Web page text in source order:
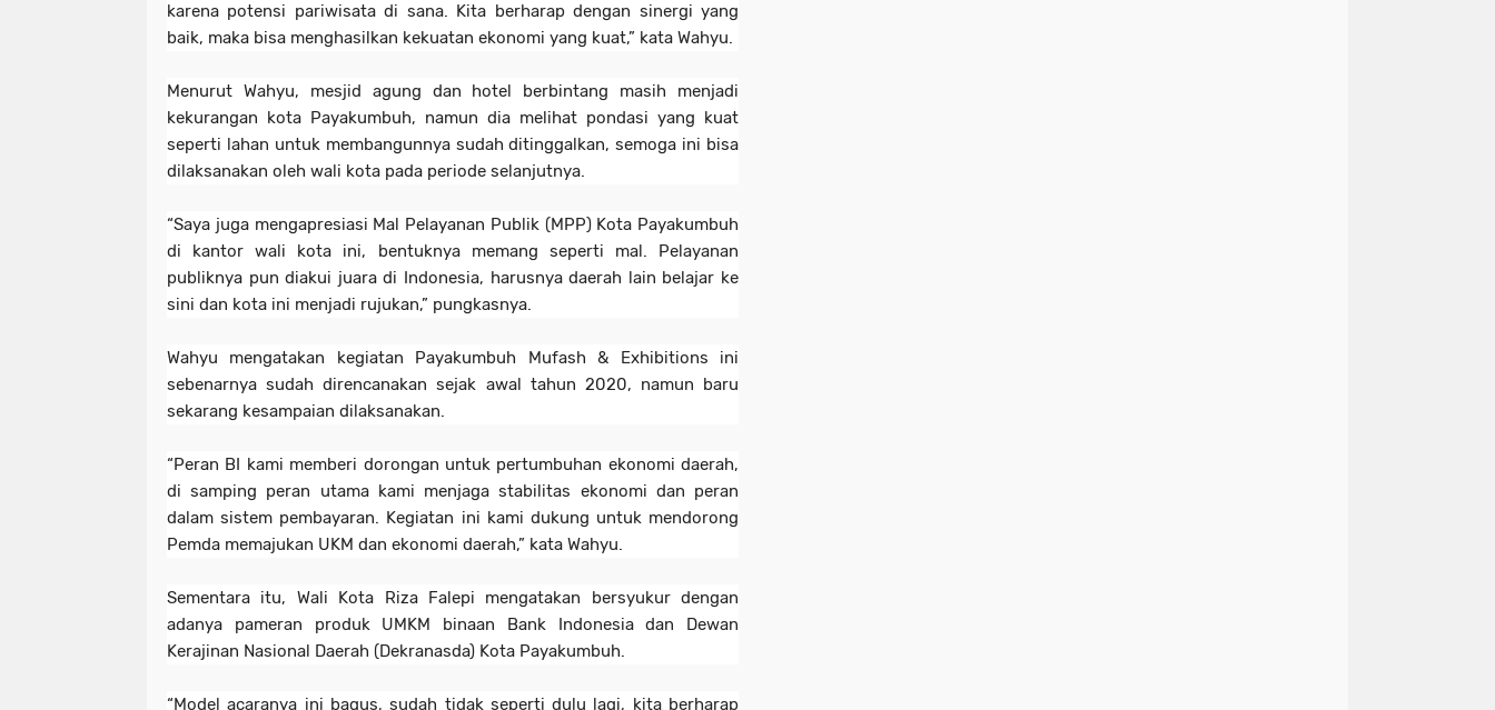
karena potensi pariwisata di sana. Kita berharap dengan sinergi yang
baik, maka bisa menghasilkan kekuatan ekonomi yang kuat,” kata Wahyu.
Menurut Wahyu, mesjid agung dan hotel berbintang masih menjadi
kekurangan kota Payakumbuh, namun dia melihat pondasi yang kuat
seperti lahan untuk membangunnya sudah ditinggalkan, semoga ini bisa
dilaksanakan oleh wali kota pada periode selanjutnya.
“Saya juga mengapresiasi Mal Pelayanan Publik (MPP) Kota Payakumbuh
di kantor wali kota ini, bentuknya memang seperti mal. Pelayanan
publiknya pun diakui juara di Indonesia, harusnya daerah lain belajar ke
sini dan kota ini menjadi rujukan,” pungkasnya.
Wahyu mengatakan kegiatan Payakumbuh Mufash & Exhibitions ini
sebenarnya sudah direncanakan sejak awal tahun 2020, namun baru
sekarang kesampaian dilaksanakan.
“Peran BI kami memberi dorongan untuk pertumbuhan ekonomi daerah,
di samping peran utama kami menjaga stabilitas ekonomi dan peran
dalam sistem pembayaran. Kegiatan ini kami dukung untuk mendorong
Pemda memajukan UKM dan ekonomi daerah,” kata Wahyu.
Sementara itu, Wali Kota Riza Falepi mengatakan bersyukur dengan
adanya pameran produk UMKM binaan Bank Indonesia dan Dewan
Kerajinan Nasional Daerah (Dekranasda) Kota Payakumbuh.
“Model acaranya ini bagus, sudah tidak seperti dulu lagi, kita berharap